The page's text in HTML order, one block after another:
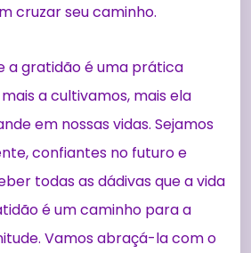
cruzar seu caminho.
a gratidão é uma prática
a cultivamos, mais ela
em nossas vidas. Sejamos
confiantes no futuro e
todas as dádivas que a vida
é um caminho para a
Vamos abraçá-la com o